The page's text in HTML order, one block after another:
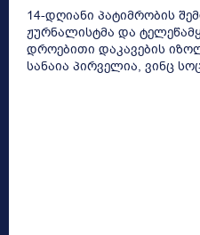
14-დღიანი პატიმრობის
ჟურნალისტმა და
დროებითი დაკავების
სანაია პირველია, ვინც